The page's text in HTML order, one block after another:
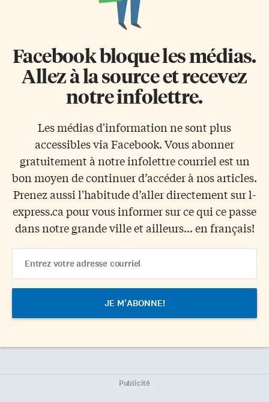
Facebook bloque les médias.
Allez à la source et recevez
notre infolettre.
Les médias d'information ne sont plus
accessibles via Facebook. Vous abonner
gratuitement à notre infolettre courriel est un
bon moyen de continuer d’accéder à nos articles.
Prenez aussi l'habitude d’aller directement sur l-
express.ca pour vous informer sur ce qui ce passe
dans notre grande ville et ailleurs... en français!
Address
Publicité